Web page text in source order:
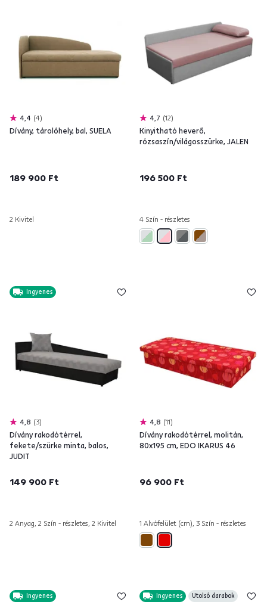
4,4 4
Dívány, tárolóhely, bal, SUELA
189 900 Ft
2 Kivitel
4,7 12
Kinyitható heverő,
rózsaszín/világosszürke, JALEN
196 500 Ft
4 Szín - részletes
Ingyenes
4,8 3
Dívány rakodótérrel,
fekete/szürke minta, balos,
JUDIT
149 900 Ft
2 Anyag, 2 Szín - részletes, 2 Kivitel
4,8 11
Dívány rakodótérrel, molitán,
80x195 cm, EDO IKARUS 46
96 900 Ft
1 Alvófelület (cm), 3 Szín - részletes
Ingyenes Ingyenes Utolsó darabok